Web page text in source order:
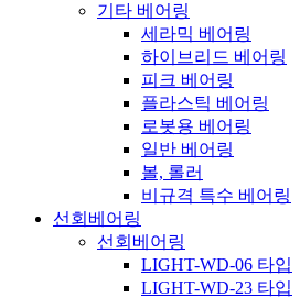
기타 베어링
세라믹 베어링
하이브리드 베어링
피크 베어링
플라스틱 베어링
로봇용 베어링
일반 베어링
볼, 롤러
비규격 특수 베어링
선회베어링
선회베어링
LIGHT-WD-06 타입
LIGHT-WD-23 타입